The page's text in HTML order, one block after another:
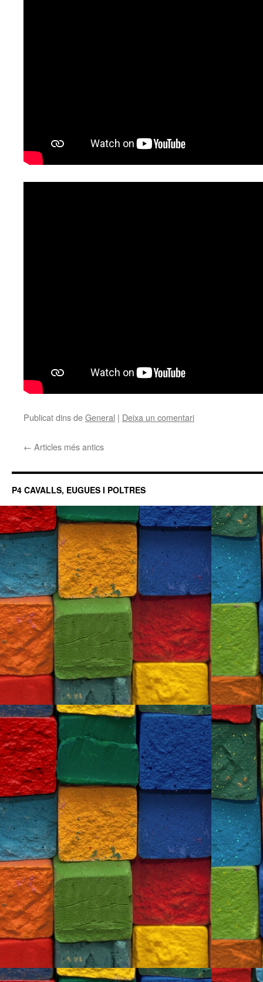
Publicat dins deGeneral | Deixa un comentari
← Articles més antics
P4 CAVALLS, EUGUES I POLTRES